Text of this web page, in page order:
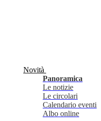
Novità
Panoramica
Le notizie
Le circolari
Calendario eventi
Albo online